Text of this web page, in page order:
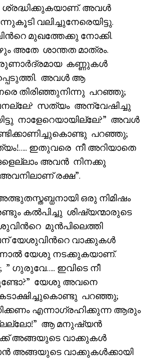
അവൾ
വലിച്ചുനേരെയിട്ടു.
മുഖത്തേക്കു നോക്കി.
അതേ ശാന്തത മാത്രം.
കണ്ണുകൾ
അവൾ ആ
തിരിഞ്ഞുനിന്നു പറഞ്ഞു;
സത്യം അന്വേഷിച്ചു
നാളേറെയായില്ലേ?” അവൾ
പറഞ്ഞു;
ഇതുവരെ നീ അറിയാതെ
അവൻ നിനക്കു
രക്ഷ”.
ഒരു നിമിഷം
കൽപിച്ചു ശിഷ്യന്മാരുടെ
മുൻപിലെത്തി
യേശുവിൻറെ വാക്കുകൾ
യേശു നടക്കുകയാണ്.
ഗുരുവേ….. ഇവിടെ നീ
യേശു അവനെ
പറഞ്ഞു;
എന്നാഗ്രഹിക്കുന്ന ആരും
ആ മനുഷ്യൻ
അങ്ങയുടെ വാക്കുകൾ
അങ്ങയുടെ വാക്കുകൾക്കായി